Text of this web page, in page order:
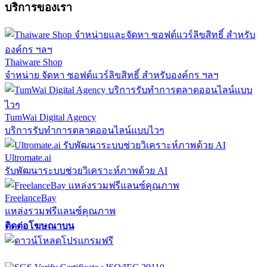
บริการของเรา
Thaiware Shop
จำหน่าย จัดหา ซอฟต์แวร์ลิขสิทธิ์ สำหรับองค์กร ฯลฯ
TumWai Digital Agency
บริการรับทำการตลาดออนไลน์แบบไวๆ
Ultromate.ai
รับพัฒนาระบบช่วยวิเคราะห์ภาพด้วย AI
FreelanceBay
แหล่งรวมฟรีแลนซ์คุณภาพ
ติดต่อโฆษณาบน